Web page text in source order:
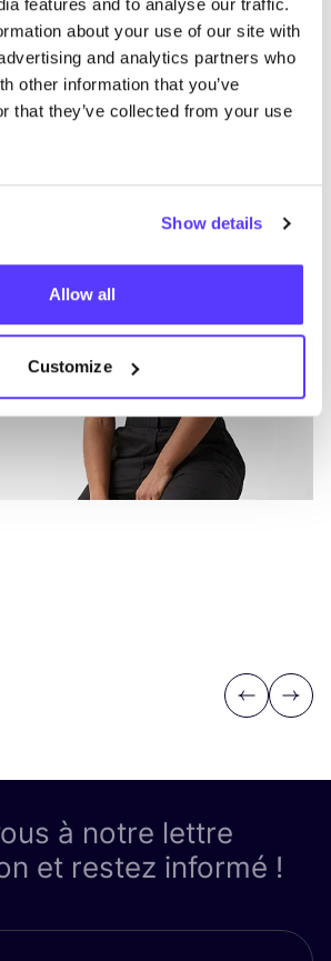
about your use of our site with
and analytics partners who
other information that you’ve
that they’ve collected from your use
Show details
Allow all
Customize
5+
Previous
Next
à notre lettre
et restez informé !